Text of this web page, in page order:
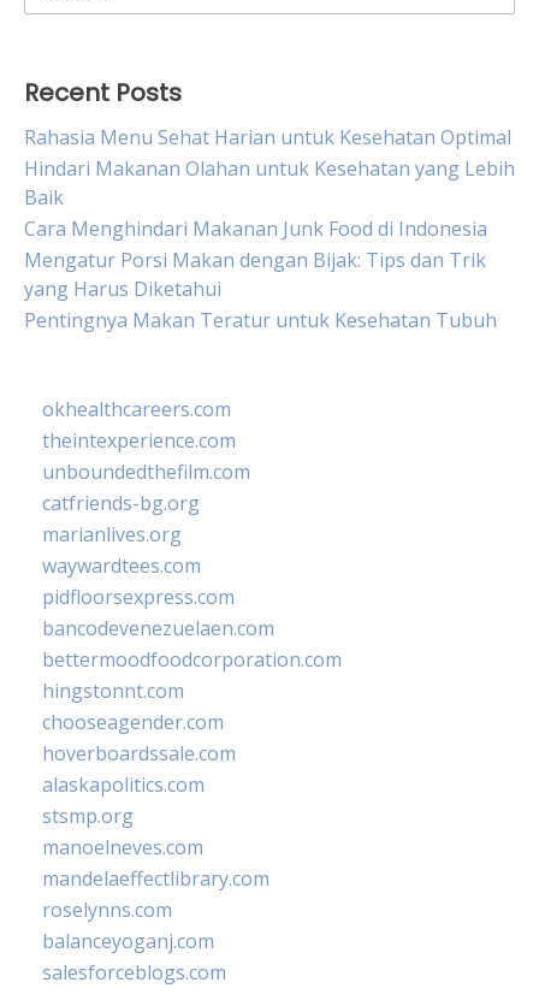
for:
Recent Posts
Rahasia Menu Sehat Harian untuk Kesehatan Optimal
Hindari Makanan Olahan untuk Kesehatan yang Lebih
Baik
Cara Menghindari Makanan Junk Food di Indonesia
Mengatur Porsi Makan dengan Bijak: Tips dan Trik
yang Harus Diketahui
Pentingnya Makan Teratur untuk Kesehatan Tubuh
okhealthcareers.com
theintexperience.com
unboundedthefilm.com
catfriends-bg.org
marianlives.org
waywardtees.com
pidfloorsexpress.com
bancodevenezuelaen.com
bettermoodfoodcorporation.com
hingstonnt.com
chooseagender.com
hoverboardssale.com
alaskapolitics.com
stsmp.org
manoelneves.com
mandelaeffectlibrary.com
roselynns.com
balanceyoganj.com
salesforceblogs.com